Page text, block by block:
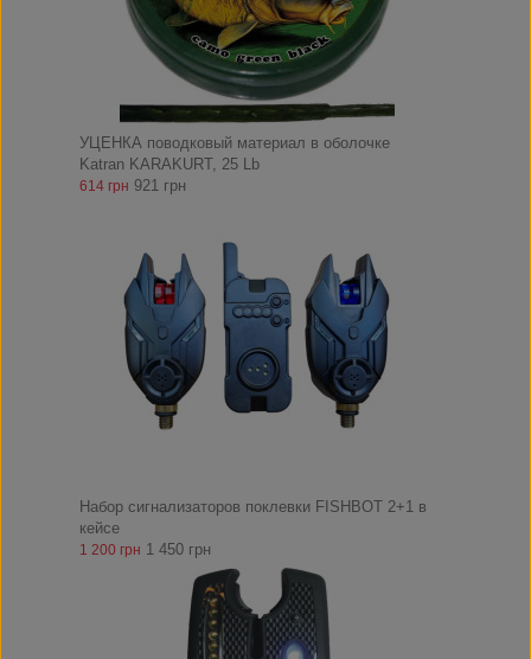
УЦЕНКА поводковый материал в оболочке
Katran KARAKURT, 25 Lb
614 грн 921 грн
Набор сигнализаторов поклевки FISHBOT 2+1 в
кейсе
1 200 грн 1 450 грн